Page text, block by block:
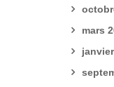
mars